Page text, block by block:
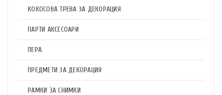
КОКОСОВА ТРЕВА ЗА ДЕКОРАЦИЯ
ПАРТИ АКСЕСОАРИ
ПЕРА
ПРЕДМЕТИ ЗА ДЕКОРАЦИЯ
РАМКИ ЗА СНИМКИ